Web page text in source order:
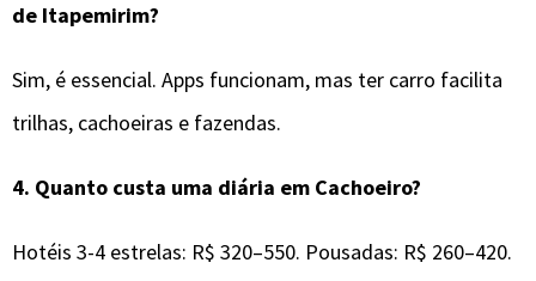
de Itapemirim?
Sim, é essencial. Apps funcionam, mas ter carro facilita
trilhas, cachoeiras e fazendas.
4. Quanto custa uma diária em Cachoeiro?
Hotéis 3-4 estrelas: R$ 320–550. Pousadas: R$ 260–420.